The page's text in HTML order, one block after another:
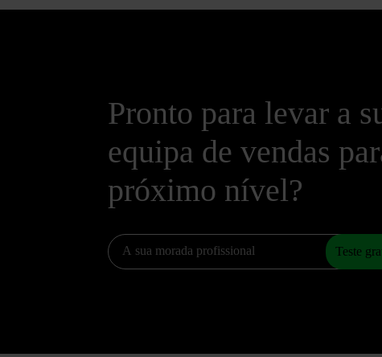
Pronto para levar a
equipa de vendas
próximo nível?
Teste